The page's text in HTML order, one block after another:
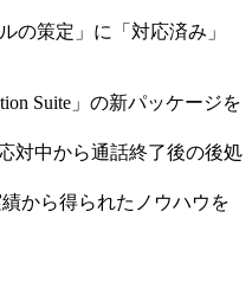
の策定」に「対応済み」
Suite」の新パッケージを
対中から通話終了後の後処
から得られたノウハウを